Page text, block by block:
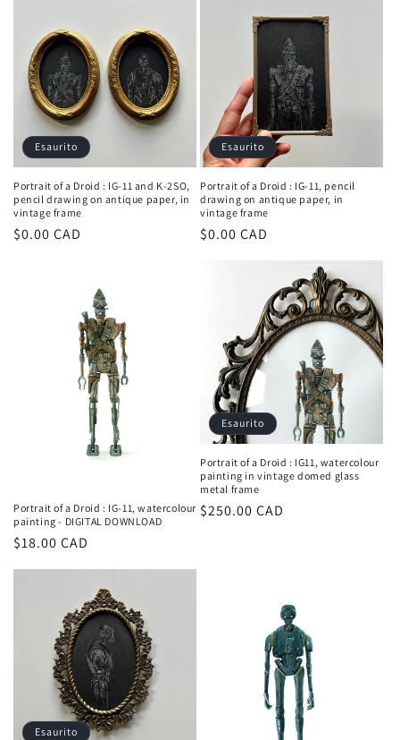
Esaurito
Portrait of a Droid : IG-11 and K-2SO,
pencil drawing on antique paper, in
vintage frame
Prezzo
$0.00 CAD
Esaurito
Portrait of a Droid : IG-11, pencil
drawing on antique paper, in
vintage frame
Prezzo
$0.00 CAD
Portrait of a Droid : IG-11, watercolour
painting - DIGITAL DOWNLOAD
Prezzo
di
$18.00 CAD
Esaurito
Portrait of a Droid : IG11, watercolour
painting in vintage domed glass
metal frame
Prezzo
$250.00 CAD
Esaurito